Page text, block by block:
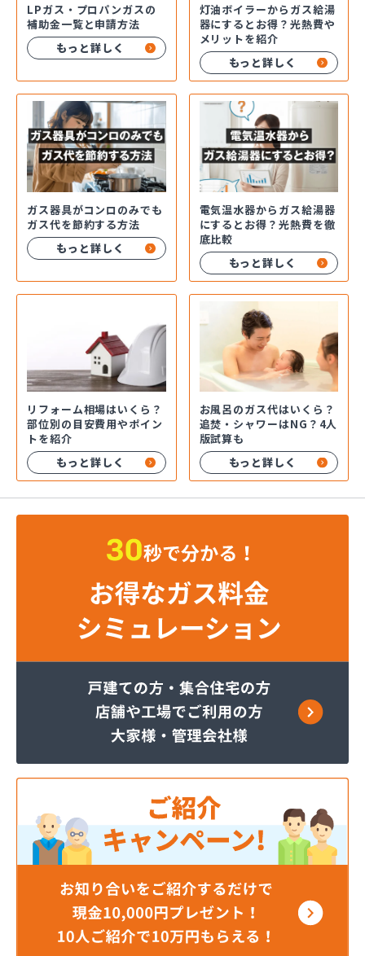
LPガス・プロパンガスの
補助金一覧と申請方法
もっと詳しく
灯油ボイラーからガス給湯
器にするとお得？光熱費や
メリットを紹介
もっと詳しく
ガス器具がコンロのみでも
ガス代を節約する方法
もっと詳しく
電気温水器からガス給湯器
にするとお得？光熱費を徹
底比較
もっと詳しく
リフォーム相場はいくら？
部位別の目安費用やポイン
トを紹介
もっと詳しく
お風呂のガス代はいくら？
追焚・シャワーはNG？4人
版試算も
もっと詳しく